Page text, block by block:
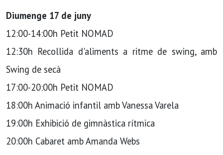
Diumenge 17 de juny
12:00-14:00h Petit NOMAD
12:30h Recollida d'aliments a ritme de swing, amb
Swing de secà
17:00-20:00h Petit NOMAD
18:00h Animació infantil amb Vanessa Varela
19:00h Exhibició de gimnàstica rítmica
20:00h Cabaret amb Amanda Webs